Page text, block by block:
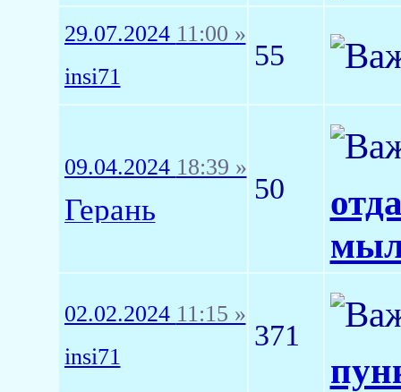
29.07.2024 11:00 »
insi71
55
09.04.2024 18:39 »
Герань
50
02.02.2024 11:15 »
insi71
371